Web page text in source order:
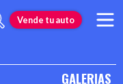
Vende tu auto
GALERIAS